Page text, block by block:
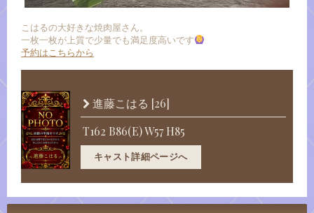
こはるの大好きな焼肉屋さん。
一枚一枚が上質で少量でも満足度高いです
予約はこちらから
進藤こはる [26]
T162 B86(E) W57 H85
キャスト詳細ページへ